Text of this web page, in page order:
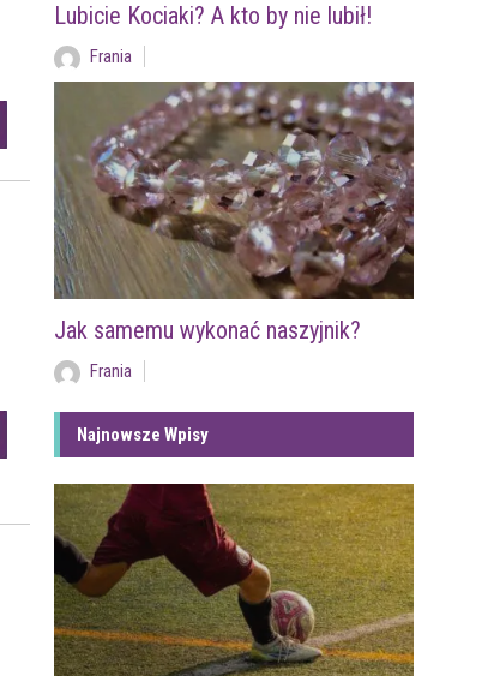
Lubicie Kociaki? A kto by nie lubił!
Frania
Jak samemu wykonać naszyjnik?
Frania
Najnowsze Wpisy